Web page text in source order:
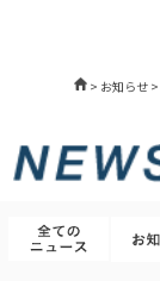
> お知らせ>